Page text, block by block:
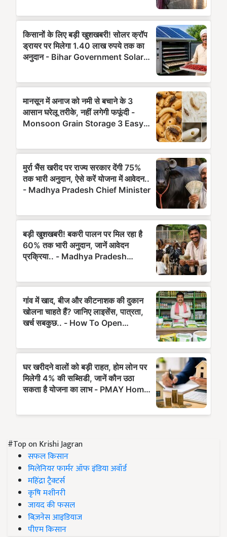
#Top on Krishi Jagran
सफल किसान
मिलेनियर फार्मर ऑफ इंडिया अवॉर्ड
महिंद्रा ट्रैक्टर्स
कृषि मशीनरी
जायद की फसल
बिज़नेस आइडियाज
पीएम किसान